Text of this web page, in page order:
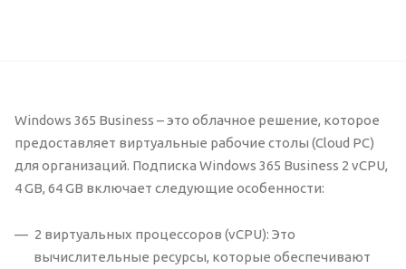
Windows 365 Business – это облачное решение, которое
предоставляет виртуальные рабочие столы (Cloud PC)
для организаций. Подписка Windows 365 Business 2 vCPU,
4 GB, 64 GB включает следующие особенности:
2 виртуальных процессоров (vCPU): Это
вычислительные ресурсы, которые обеспечивают